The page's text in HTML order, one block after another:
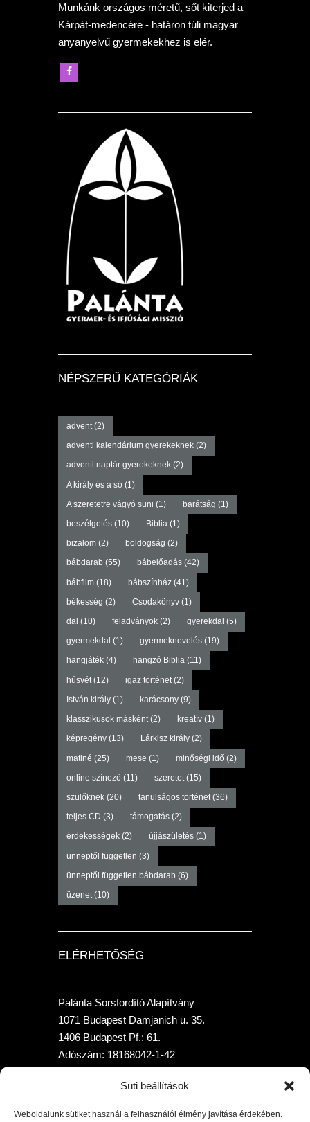
Süti beállítások
Weboldalunk sütiket használ a felhasználói élmény javítása érdekében.
Munkánk országos méretű, sőt kiterjed a
Kárpát-medencére - határon túli magyar
anyanyelvű gyermekekhez is elér.
NÉPSZERŰ KATEGÓRIÁK
advent(2)
adventi kalendárium gyerekeknek(2)
adventi naptár gyerekeknek(2)
A király és a só (1)
A szeretetre vágyó süni (1) barátság (1)
beszélgetés(10) Biblia(1)
bizalom(2) boldogság (2)
bábdarab (55) bábelőadás(42)
bábfilm(18) bábszínház(41)
békesség (2) Csodakönyv(1)
dal (10) feladványok(2) gyerekdal (5)
gyermekdal (1) gyermeknevelés(19)
hangjáték(4) hangzó Biblia(11)
húsvét(12) igaz történet(2)
István király(1) karácsony(9)
klasszikusok másként(2) kreatív(1)
képregény(13) Lárkisz király(2)
matiné (25) mese (1) minőségi idő (2)
online színező (11) szeretet(15)
szülőknek(20) tanulságos történet(36)
teljes CD (3) támogatás(2)
érdekességek(2) újjászületés(1)
ünneptől független (3)
ünneptől független bábdarab (6)
üzenet(10)
ELÉRHETŐSÉG
Palánta Sorsfordító Alapítvány
1071 Budapest Damjanich u. 35.
1406 Budapest Pf.: 61.
Adószám: 18168042-1-42
Bankszámlaszám: 10400205-02010397-